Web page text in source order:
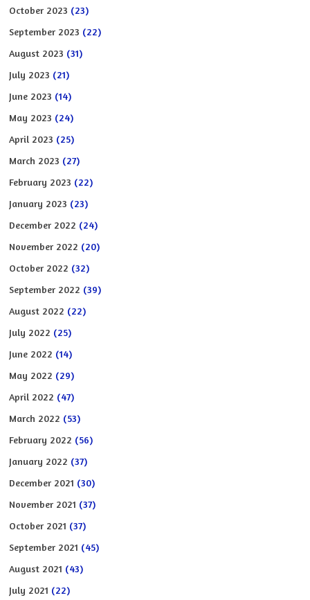
October 2023 (23)
September 2023 (22)
August 2023 (31)
July 2023 (21)
June 2023 (14)
May 2023 (24)
April 2023 (25)
March 2023 (27)
February 2023 (22)
January 2023 (23)
December 2022 (24)
November 2022 (20)
October 2022 (32)
September 2022 (39)
August 2022 (22)
July 2022 (25)
June 2022 (14)
May 2022 (29)
April 2022 (47)
March 2022 (53)
February 2022 (56)
January 2022 (37)
December 2021 (30)
November 2021 (37)
October 2021 (37)
September 2021 (45)
August 2021 (43)
July 2021 (22)